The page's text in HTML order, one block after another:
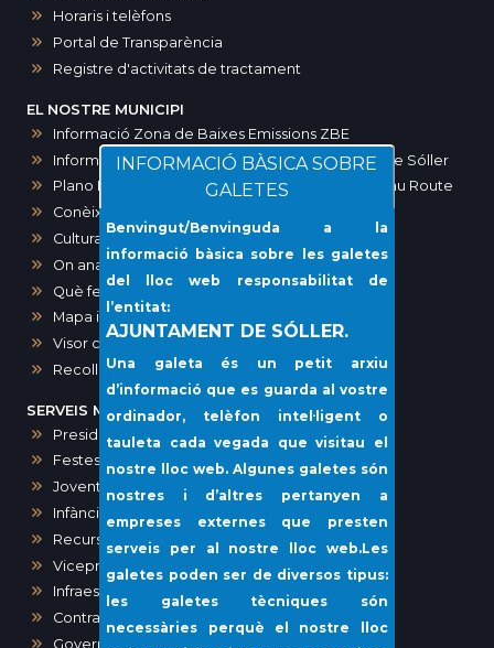
Horaris i telèfons
Portal de Transparència
Registre d'activitats de tractament
EL NOSTRE MUNICIPI
Informació Zona de Baixes Emissions ZBE
Informació zones d’aparcament a Sóller i port de Sóller
Plano Maps SOLLER. Ruta modernista-Art Noveau Route
Conèixer Sóller
Cultura
On anar?
Què fer?
Mapa interactiu dels comerços de Sóller
Visor cartogràfic (IDE)
Recollida porta a porta i voluminosos
SERVEIS MUNICIPALS
Presidència, Comunicació, Premsa i Protocol
Festes
Joventut
Infància i Igualtat
Recursos humans
Vicepresidència i Administració General
Infraestructures i Vies Públiques
Contractació
Governació
INFORMACIÓ BÀSICA SOBRE
GALETES
Benvingut/Benvinguda a la
informació bàsica sobre les galetes
del lloc web responsabilitat de
l’entitat:
AJUNTAMENT DE SÓLLER.
Una galeta és un petit arxiu
d’informació que es guarda al vostre
ordinador, telèfon intel·ligent o
tauleta cada vegada que visitau el
nostre lloc web. Algunes galetes són
nostres i d’altres pertanyen a
empreses externes que presten
serveis per al nostre lloc web.Les
galetes poden ser de diversos tipus:
les galetes tècniques són
necessàries perquè el nostre lloc